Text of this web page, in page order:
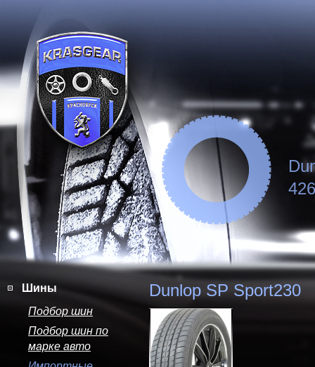
Шины
Подбор шин
Подбор шин по
марке авто
Dunlop SP Sport230